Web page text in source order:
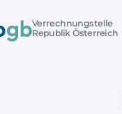
Verrechnungstelle
Republik Österreich